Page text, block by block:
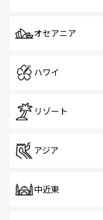
オセアニア
ハワイ
リゾート
アジア
中近東